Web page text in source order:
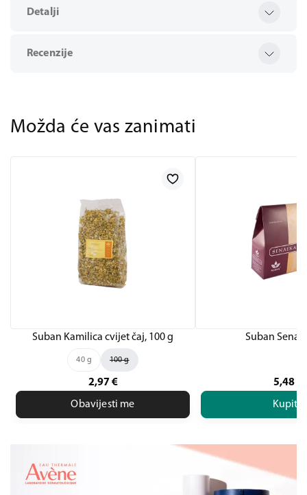
Detalji
Recenzije
Možda će vas zanimati
Suban Kamilica cvijet čaj, 100 g
40 g 100 g
2,97 €
Obavijesti me
Suban
5,48
Kupite